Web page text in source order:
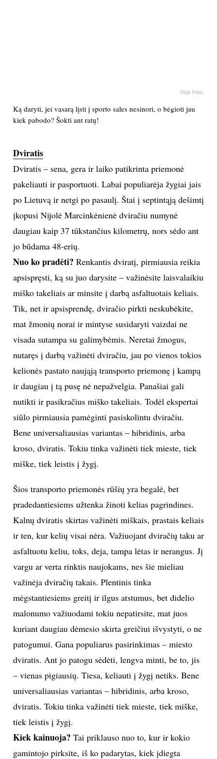
KULTŪRA
LAISVALAIKIS
KINAS
MUZIKA
TEATRAS
SPORTAS
FOTOGRAFIJA
MENAS
ORAI
ĮDOMYBĖS
ISTORIJA
KNYGOS
INTERJERAS
VIRTUVĖ
RECEPTAI
NELAIMĖS
KONTAKTAI
PRIVATUMO POLITIKA
Sekite mus:
Vida Press
Ką daryti, jei vasarą lįsti į sporto sales nesinori, o bėgioti jau
kiek pabodo? Šokti ant ratų!
Dviratis
Dviratis – sena, gera ir laiko patikrinta priemonė
pakeliauti ir pasportuoti. Labai populiarėja žygiai jais
po Lietuvą ir netgi po pasaulį. Štai į septintąją dešimtį
įkopusi Nijolė Marcinkėnienė dviračiu numynė
daugiau kaip 37 tūkstančius kilometrų, nors sėdo ant
jo būdama 48-erių.
Nuo ko pradėti? Renkantis dviratį, pirmiausia reikia
apsispręsti, ką su juo darysite – važinėsite laisvalaikiu
miško takeliais ar minsite į darbą asfaltuotais keliais.
Tik, net ir apsisprendę, dviračio pirkti neskubėkite,
mat žmonių norai ir mintyse susidaryti vaizdai ne
visada sutampa su galimybėmis. Neretai žmogus,
nutaręs į darbą važinėti dviračiu, jau po vienos tokios
kelionės pastato naująją transporto priemonę į kampą
ir daugiau į tą pusę nė nepažvelgia. Panašiai gali
nutikti ir pasikračius miško takeliais. Todėl ekspertai
siūlo pirmiausia pamėginti pasiskolintu dviračiu.
Bene universaliausias variantas – hibridinis, arba
kroso, dviratis. Tokiu tinka važinėti tiek mieste, tiek
miške, tiek leistis į žygį.
Šios transporto priemonės rūšių yra begalė, bet
pradedantiesiems užtenka žinoti kelias pagrindines.
Kalnų dviratis skirtas važinėti miškais, prastais keliais
ir ten, kur kelių visai nėra. Važiuojant dviračių taku ar
asfaltuotu keliu, toks, deja, tampa lėtas ir nerangus. Jį
vargu ar verta rinktis naujokams, nes šie mieliau
važinėja dviračių takais. Plentinis tinka
mėgstantiesiems greitį ir ilgus atstumus, bet didelio
malonumo važiuodami tokiu nepatirsite, mat juos
kuriant daugiau dėmesio skirta greičiui išvystyti, o ne
patogumui. Gana populiarus pasirinkimas – miesto
dviratis. Ant jo patogu sėdėti, lengva minti, be to, jis
– vienas pigiausių. Tiesa, keliauti į žygį netiks. Bene
universaliausias variantas – hibridinis, arba kroso,
dviratis. Tokiu tinka važinėti tiek mieste, tiek miške,
tiek leistis į žygį.
Kiek kainuoja? Tai priklauso nuo to, kur ir kokio
gamintojo pirksite, iš ko padarytas, kiek įdiegta